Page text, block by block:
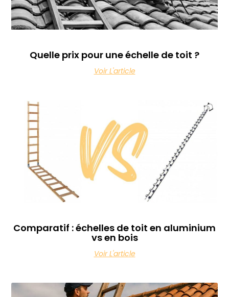
Quelle prix pour une échelle de toit ?
Voir L'article
Comparatif : échelles de toit en aluminium
vs en bois
Voir L'article